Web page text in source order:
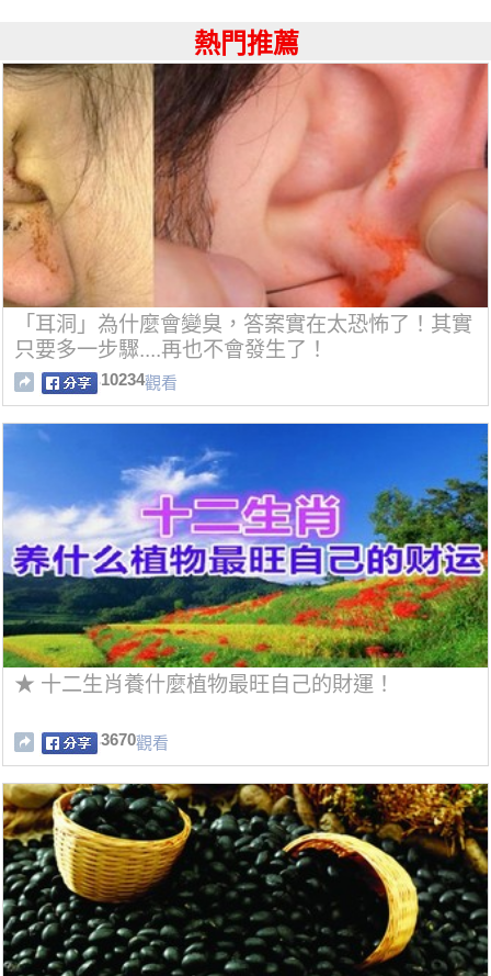
熱門推薦
「耳洞」為什麼會變臭，答案實在太恐怖了！其實
只要多一步驟....再也不會發生了！
10234觀看
★ 十二生肖養什麼植物最旺自己的財運！
3670觀看